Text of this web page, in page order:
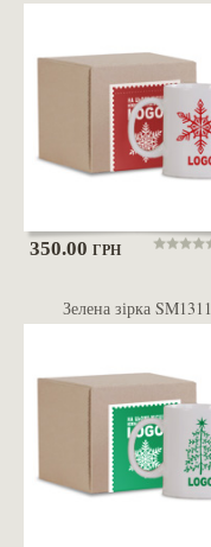
350.00 ГРН
Зелена зірка SM1311